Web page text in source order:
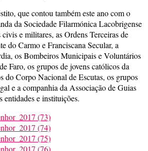
que contou também este ano com o
da Sociedade Filarmónica Lacobrigense
e militares, as Ordens Terceiras de
do Carmo e Franciscana Secular, a
os Bombeiros Municipais e Voluntários
Faro, os grupos de jovens católicos da
do Corpo Nacional de Escutas, os grupos
e a companhia da Associação de Guias
entidades e instituições.